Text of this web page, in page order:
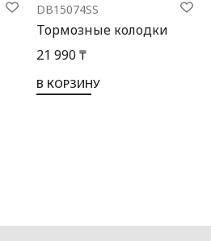
DB15074SS
Тормозные колодки
21 990 ₸
В КОРЗИНУ